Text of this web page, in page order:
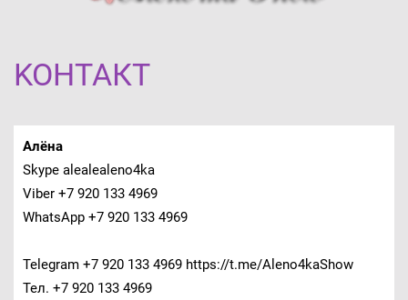
KOНТАКТ
Алёна
Skype alealealeno4ka
Viber +7 920 133 4969
WhatsApp +7 920 133 4969
Telegram +7 920 133 4969 https://t.me/Aleno4kaShow
Тел. +7 920 133 4969